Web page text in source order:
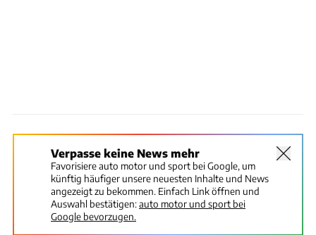
Verpasse keine News mehr
Favorisiere auto motor und sport bei Google, um
künftig häufiger unsere neuesten Inhalte und News
angezeigt zu bekommen. Einfach Link öffnen und
Auswahl bestätigen:auto motor und sport bei
Google bevorzugen.